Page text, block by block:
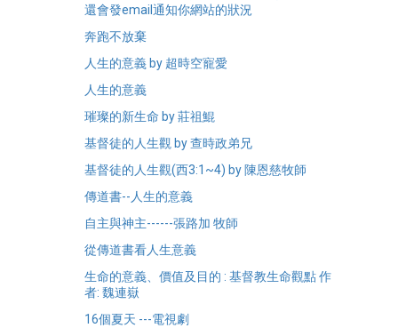
還會發email通知你網站的狀況
奔跑不放棄
人生的意義 by 超時空寵愛
人生的意義
璀璨的新生命 by 莊祖鯤
基督徒的人生觀 by 查時政弟兄
基督徒的人生觀(西3:1~4) by 陳恩慈牧師
傳道書--人生的意義
自主與神主------張路加 牧師
從傳道書看人生意義
生命的意義、價值及目的 : 基督教生命觀點 作
者: 魏連嶽
16個夏天 ---電視劇